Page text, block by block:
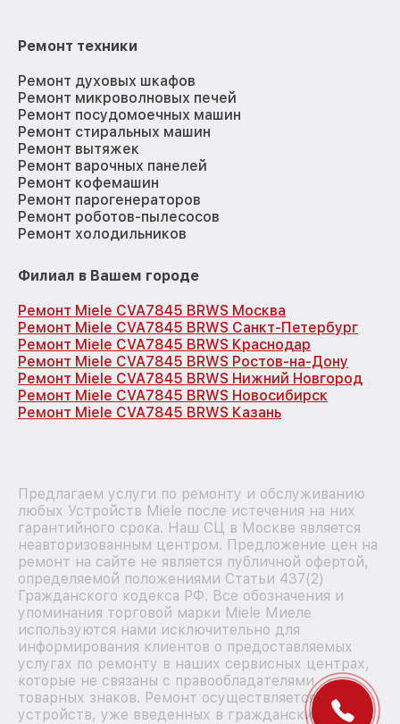
Ремонт техники
Ремонт духовых шкафов
Ремонт микроволновых печей
Ремонт посудомоечных машин
Ремонт стиральных машин
Ремонт вытяжек
Ремонт варочных панелей
Ремонт кофемашин
Ремонт парогенераторов
Ремонт роботов-пылесосов
Ремонт холодильников
Филиал в Вашем городе
Ремонт Miele CVA7845 BRWS Москва
Ремонт Miele CVA7845 BRWS Санкт-Петербург
Ремонт Miele CVA7845 BRWS Краснодар
Ремонт Miele CVA7845 BRWS Ростов-на-Дону
Ремонт Miele CVA7845 BRWS Нижний Новгород
Ремонт Miele CVA7845 BRWS Новосибирск
Ремонт Miele CVA7845 BRWS Казань
Предлагаем услуги по ремонту и обслуживанию
любых Устройств Miele после истечения на них
гарантийного срока. Наш СЦ в Москве является
неавторизованным центром. Предложение цен на
ремонт на сайте не является публичной офертой,
определяемой положениями Статьи 437(2)
Гражданского кодекса РФ. Все обозначения и
упоминания торговой марки Miele Миеле
используются нами исключительно для
информирования клиентов о предоставляемых
услугах по ремонту в наших сервисных центрах,
которые не связаны с правообладателями
товарных знаков. Ремонт осуществляется для
устройств, уже введенных в гражданский оборот